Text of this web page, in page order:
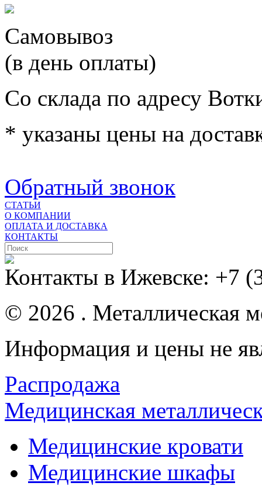
Самовывоз
(в день оплаты)
Со склада по адресу
* указаны цены на
Обратный звонок
СТАТЬИ
О КОМПАНИИ
ОПЛАТА И ДОСТАВКА
КОНТАКТЫ
Контакты в Ижевске: +7
© 2026 . Металлическая
Информация и цены не
Распродажа
Медицинская
Медицинские кровати
Медицинские шкафы